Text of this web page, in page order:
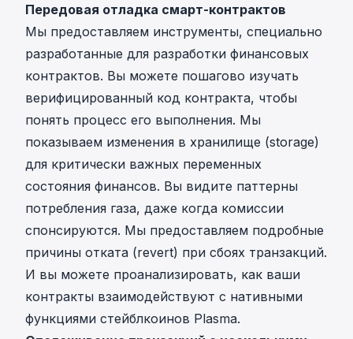
Передовая отладка смарт-контрактов
Мы предоставляем инструменты, специально
разработанные для разработки финансовых
контрактов. Вы можете пошагово изучать
верифицированный код контракта, чтобы
понять процесс его выполнения. Мы
показываем изменения в хранилище (storage)
для критически важных переменных
состояния финансов. Вы видите паттерны
потребления газа, даже когда комиссии
спонсируются. Мы предоставляем подробные
причины отката (revert) при сбоях транзакций.
И вы можете проанализировать, как ваши
контракты взаимодействуют с нативными
функциями стейблкоинов Plasma.